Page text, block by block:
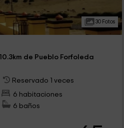
30 Fotos
de Pueblo Forfoleda
Reservado 1 veces
6 habitaciones
6 baños